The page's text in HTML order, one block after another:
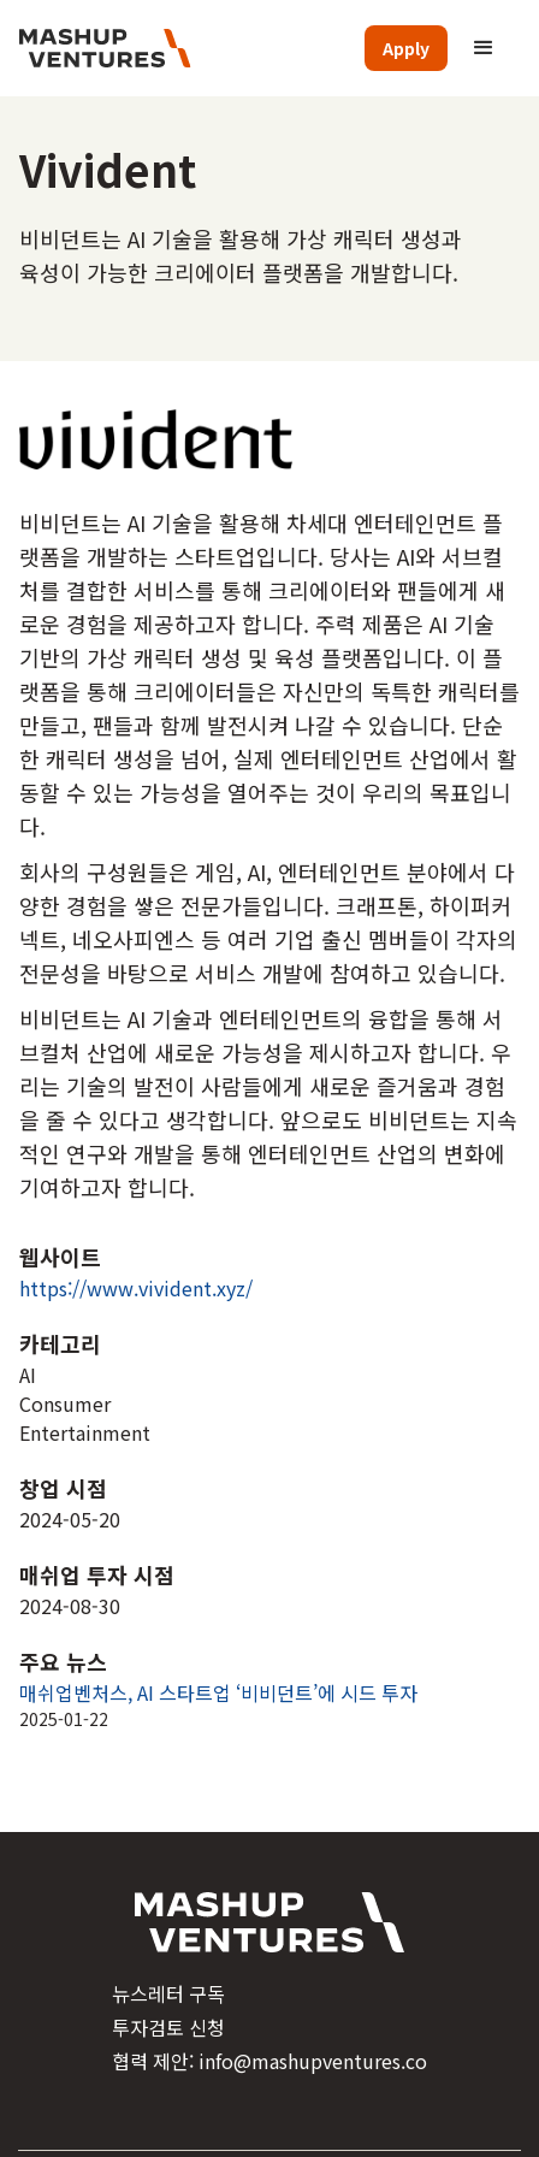
Apply
Vivident
비비던트는 AI 기술을 활용해 가상 캐릭터 생성과
육성이 가능한 크리에이터 플랫폼을 개발합니다.
비비던트는 AI 기술을 활용해 차세대 엔터테인먼트 플
랫폼을 개발하는 스타트업입니다. 당사는 AI와 서브컬
처를 결합한 서비스를 통해 크리에이터와 팬들에게 새
로운 경험을 제공하고자 합니다. 주력 제품은 AI 기술
기반의 가상 캐릭터 생성 및 육성 플랫폼입니다. 이 플
랫폼을 통해 크리에이터들은 자신만의 독특한 캐릭터를
만들고, 팬들과 함께 발전시켜 나갈 수 있습니다. 단순
한 캐릭터 생성을 넘어, 실제 엔터테인먼트 산업에서 활
동할 수 있는 가능성을 열어주는 것이 우리의 목표입니
다.
회사의 구성원들은 게임, AI, 엔터테인먼트 분야에서 다
양한 경험을 쌓은 전문가들입니다. 크래프톤, 하이퍼커
넥트, 네오사피엔스 등 여러 기업 출신 멤버들이 각자의
전문성을 바탕으로 서비스 개발에 참여하고 있습니다.
비비던트는 AI 기술과 엔터테인먼트의 융합을 통해 서
브컬처 산업에 새로운 가능성을 제시하고자 합니다. 우
리는 기술의 발전이 사람들에게 새로운 즐거움과 경험
을 줄 수 있다고 생각합니다. 앞으로도 비비던트는 지속
적인 연구와 개발을 통해 엔터테인먼트 산업의 변화에
기여하고자 합니다.
웹사이트
https://www.vivident.xyz/
카테고리
AI
Consumer
Entertainment
창업 시점
2024-05-20
매쉬업 투자 시점
2024-08-30
주요 뉴스
매쉬업벤처스, AI 스타트업 ‘비비던트’에 시드 투자
2025-01-22
뉴스레터 구독
투자검토 신청
협력 제안: info@mashupventures.co